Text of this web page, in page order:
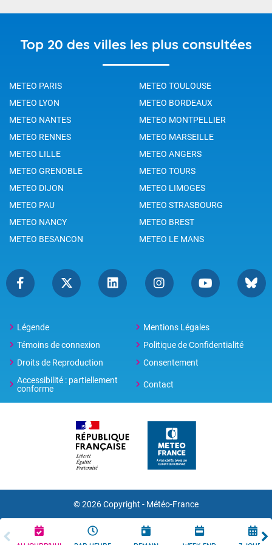
Top 20 des villes les plus consultées
METEO PARIS
METEO TOULOUSE
METEO LYON
METEO BORDEAUX
METEO NANTES
METEO MONTPELLIER
METEO RENNES
METEO MARSEILLE
METEO LILLE
METEO ANGERS
METEO GRENOBLE
METEO TOURS
METEO DIJON
METEO LIMOGES
METEO PAU
METEO STRASBOURG
METEO NANCY
METEO BREST
METEO BESANCON
METEO LE MANS
Légende
Mentions Légales
Témoins de connexion
Politique de Confidentialité
Droits de Reproduction
Consentement
Accessibilité : partiellement
conforme
Contact
© 2026 Copyright - Météo-France